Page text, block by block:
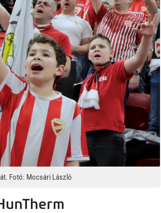
Fotó: Mocsári László